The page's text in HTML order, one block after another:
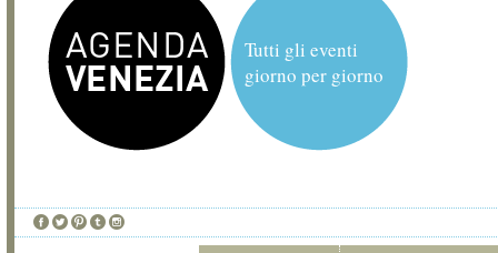
Tutti gli eventi
giorno per giorno